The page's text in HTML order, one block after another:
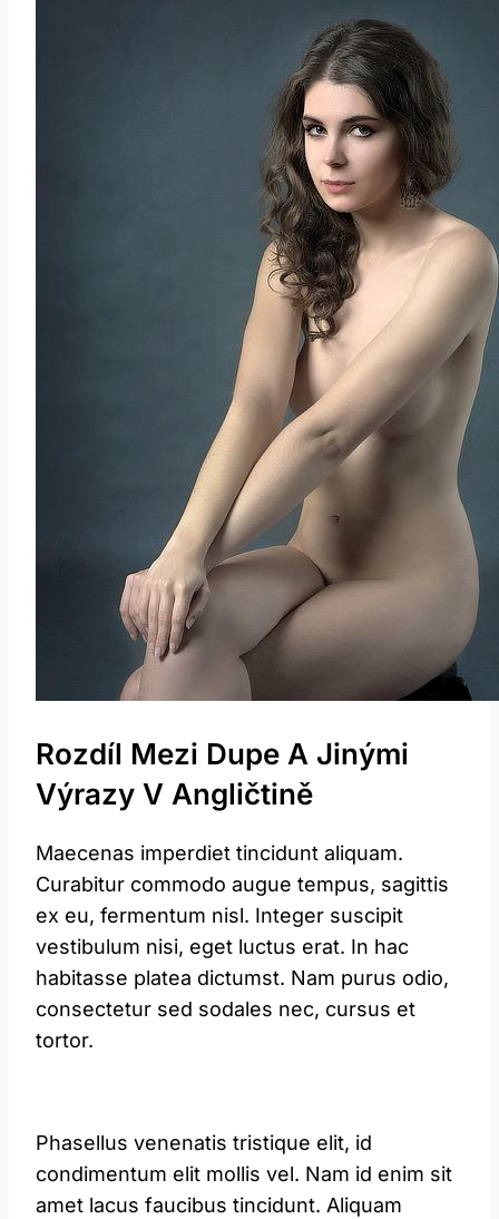
Rozdíl Mezi Dupe A Jinými
Výrazy V Angličtině
Maecenas imperdiet tincidunt aliquam.
Curabitur commodo augue tempus, sagittis
ex eu, fermentum nisl. Integer suscipit
vestibulum nisi, eget luctus erat. In hac
habitasse platea dictumst. Nam purus odio,
consectetur sed sodales nec, cursus et
tortor.
Phasellus venenatis tristique elit, id
condimentum elit mollis vel. Nam id enim sit
amet lacus faucibus tincidunt. Aliquam